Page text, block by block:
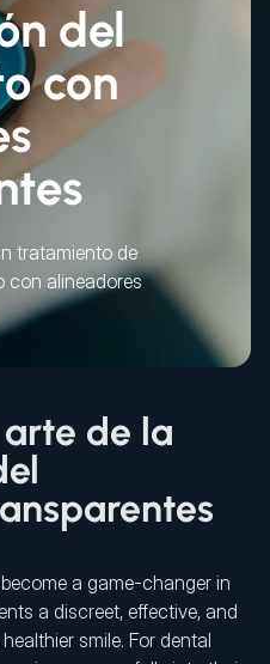
del
con
tratamiento de
con alineadores
de la
a game-changer in
a discreet, effective, and
smile. For dental